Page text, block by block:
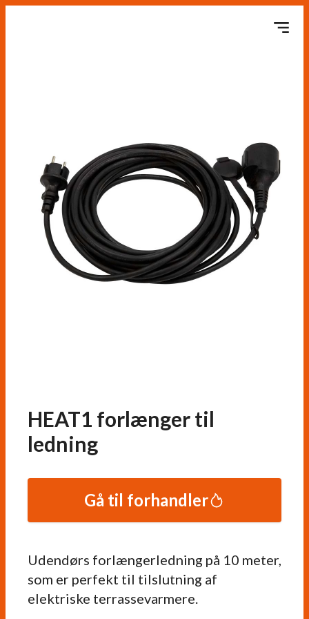
HEAT1 forlænger til
ledning
Udendørs forlængerledning på 10 meter,
som er perfekt til tilslutning af
elektriske terrassevarmere.
Gå til forhandler